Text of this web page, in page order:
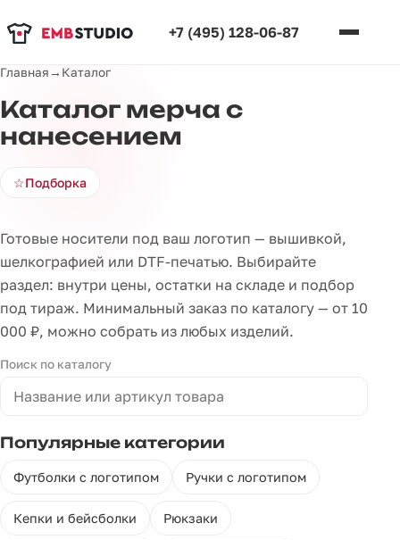
+7 (495) 128-06-87
Главная→ Каталог
Каталог мерча с
нанесением
☆Подборка
Готовые носители под ваш логотип — вышивкой,
шелкографией или DTF-печатью. Выбирайте
раздел: внутри цены, остатки на складе и подбор
под тираж. Минимальный заказ по каталогу — от 10
000 ₽, можно собрать из любых изделий.
Поиск по каталогу
Популярные категории
Футболки с логотипом Ручки с логотипом
Кепки и бейсболки Рюкзаки